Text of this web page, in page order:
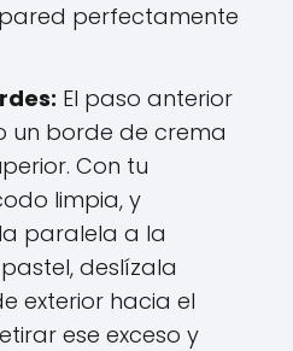
perfectamente
El paso anterior
un borde de crema
Con tu
limpia, y
paralela a la
deslízala
exterior hacia el
ese exceso y